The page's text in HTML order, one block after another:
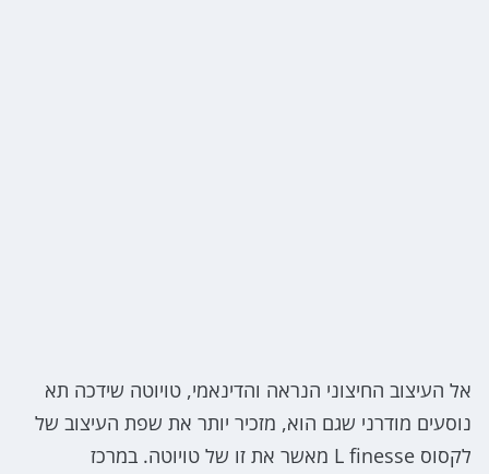
אל העיצוב החיצוני הנראה והדינאמי, טויוטה שידכה תא
נוסעים מודרני שגם הוא, מזכיר יותר את שפת העיצוב של
לקסוס L finesse מאשר את זו של טויוטה. במרכז